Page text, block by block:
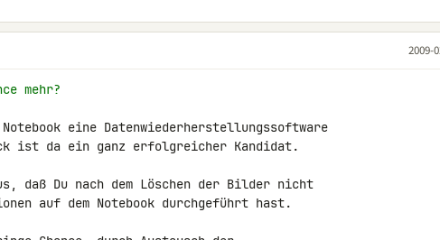
2009-
mehr?
eine Datenwiederherstellungssoftware
ist da ein ganz erfolgreicher Kandidat.
daß Du nach dem Löschen der Bilder nicht
auf dem Notebook durchgeführt hast.